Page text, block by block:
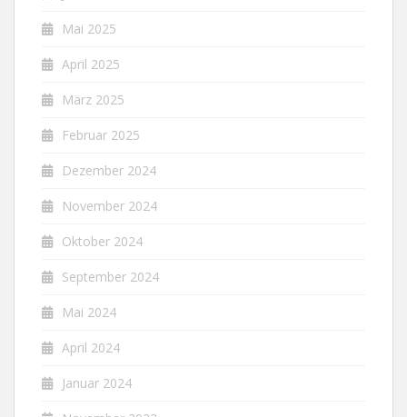
Mai 2025
April 2025
März 2025
Februar 2025
Dezember 2024
November 2024
Oktober 2024
September 2024
Mai 2024
April 2024
Januar 2024